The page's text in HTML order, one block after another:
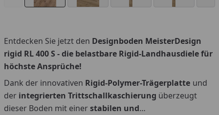
Entdecken Sie jetzt den Designboden MeisterDesign
rigid RL 400 S - die belastbare Rigid-Landhausdiele für
höchste Ansprüche!
Dank der innovativen Rigid-Polymer-Trägerplatte und
der integrierten Trittschallkaschierung überzeugt
dieser Boden mit einerstabilen und